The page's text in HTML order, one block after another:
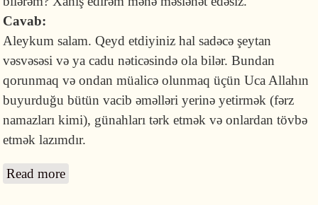
Cavab:
Aleykum salam. Qeyd etdiyiniz hal sadəcə şeytan
vəsvəsəsi və ya cadu nəticəsində ola bilər. Bundan
qorunmaq və ondan müalicə olunmaq üçün Uca Allahın
buyurduğu bütün vacib əməlləri yerinə yetirmək (fərz
namazları kimi), günahları tərk etmək və onlardan tövbə
etmək lazımdır.
Read more